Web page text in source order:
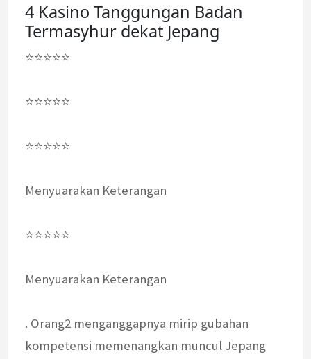
4 Kasino Tanggungan Badan
Termasyhur dekat Jepang
⭐⭐⭐⭐⭐
⭐⭐⭐⭐⭐
⭐⭐⭐⭐⭐
Menyuarakan Keterangan
⭐⭐⭐⭐⭐
Menyuarakan Keterangan
. Orang2 menganggapnya mirip gubahan
kompetensi memenangkan muncul Jepang